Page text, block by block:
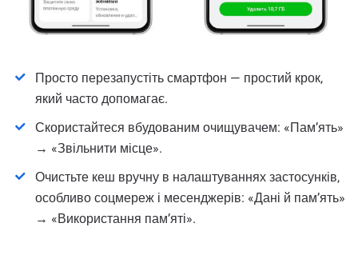
Просто перезапустіть смартфон — простий крок,
який часто допомагає.
Скористайтеся вбудованим очищувачем: «Памʼять»
→ «Звільнити місце».
Очистьте кеш вручну в налаштуваннях застосунків,
особливо соцмереж і месенджерів: «Дані й памʼять»
→ «Використання памʼяті».